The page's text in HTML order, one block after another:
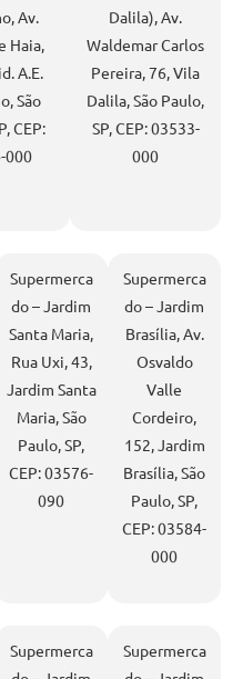
Av.
Haia,
A.E.
São
CEP:
000
Dalila), Av.
Waldemar Carlos
Pereira, 76, Vila
Dalila, São Paulo,
SP, CEP: 03533-
000
Supermerca
do – Jardim
Santa Maria,
Rua Uxi, 43,
Jardim Santa
Maria, São
Paulo, SP,
CEP: 03576-
090
Supermerca
do – Jardim
Brasília, Av.
Osvaldo
Valle
Cordeiro,
152, Jardim
Brasília, São
Paulo, SP,
CEP: 03584-
000
Supermerca
Supermerca